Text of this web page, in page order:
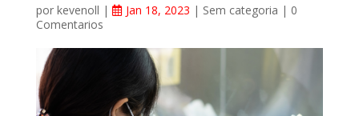
por kevenoll | Jan 18, 2023 | Sem categoria | 0
Comentarios